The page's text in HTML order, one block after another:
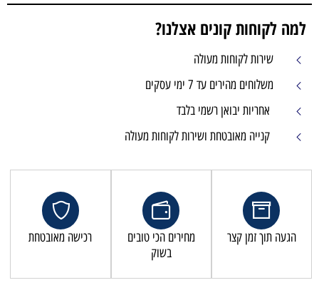
למה לקוחות קונים אצלנו?
שירות לקוחות מעולה
משלוחים מהירים עד 7 ימי עסקים
אחריות יבואן רשמי בלבד
קנייה מאובטחת ושירות לקוחות מעולה
הגעה תוך זמן קצר
מחירים הכי טובים
בשוק
רכישה מאובטחת